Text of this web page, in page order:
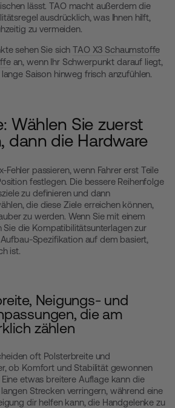
lässt. TAO macht außerdem die
ausdrücklich, was Ihnen hilft,
zu vermeiden.
sehen Sie sichTAO X3 Schaumstoffe
an, wenn Ihr Schwerpunkt darauf liegt,
Saison hinweg frisch anzufühlen.
Wählen Sie zuerst
dann die Hardware
Fehler passieren, wenn Fahrer erst Teile
festlegen. Die bessere Reihenfolge
zu definieren und dann
die diese Ziele erreichen können,
zu werden. Wenn Sie mit einem
Sie die Kompatibilitätsunterlagen zur
Spezifikation auf dem basiert,
ist.
Neigungs- und
die am
zählen
oft Polsterbreite und
ob Komfort und Stabilität gewonnen
etwas breitere Auflage kann die
Strecken verringern, während eine
dir helfen kann, die Handgelenke zu